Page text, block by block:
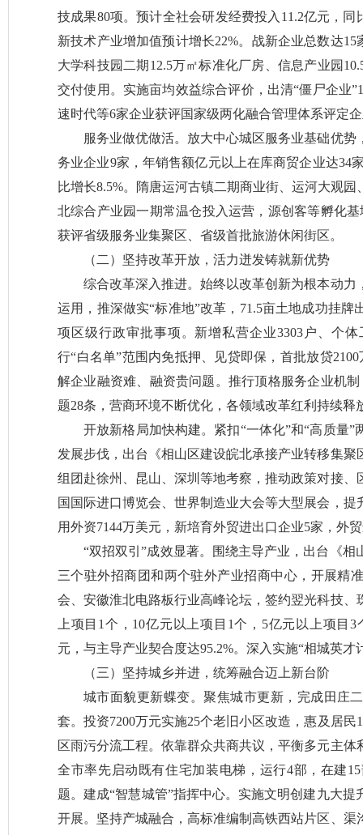
技成果80项。预计全社会研发经费投入11.2亿元，
新技术产业增加值预计增长22%。战新企业总数达
大学科技园二期12.5万㎡标准化厂房、信息产业园
交付使用。实施亩均效益综合评价，出清“僵尸企业
速时代等6家企业获评国家级两化融合管理体系评定
服务业做优做活。放大中心城区服务业基础优
务业企业9家，年销售额亿元以上在库商贸企业达34
比增长8.5%。隋唐运河古镇二期商业街、运河大观
北综合产业园一期常温仓投入运营，源创客等孵化
获评省级服务业集聚区、省级首批旅游休闲街区。
（二）坚持改革开放，活力迸发铸就新优势
综合改革深入推进。始终以改革创新为根本动
运用，推深做实“标准地”改革，71.5亩土地成功挂
项区级行政审批事项。新增私营企业3303户、个
行“白名单”范围内免抵押、见贷即保，首批放贷
解企业融资难、融资贵问题。推行顶格服务企业机
题28条，营商环境不断优化，各领域改革红利持续释
开放新格局加快构建。紧扣“一体化”和“高质量
发展步伐，出台《相山区建设皖北承接产业转移集
组团赴徐州、昆山、深圳等地考察，推动政策对接
国国际进口博览会、世界制造业大会等大型展会，
用外资7144万美元，新培育外贸进出口企业5家，外
“双招双引”成效显著。围绕主导产业，出台《
三个驻外招商团和两个驻外产业招商中心，开展精
会、安徽淮北电路板行业高峰论坛，签约翌光科技、
上项目1个，10亿元以上项目1个，5亿元以上项目
元，与主导产业契合度达95.2%。深入实施“相城英
（三）坚持城乡并进，统筹融合迈上新台阶
城市面貌更新蝶变。聚焦城市更新，完成田庄
套。投资7200万元实施25个老旧小区改造，惠及居
区雨污分流工程。依靠群众共商共议，平衡多元主
全市率先启动既有住宅加装电梯，运行4部，在建
题。建成“智慧城管”指挥中心。实施文明创建九大
开展。坚持产城融合，高标准编制高铁西站片区、